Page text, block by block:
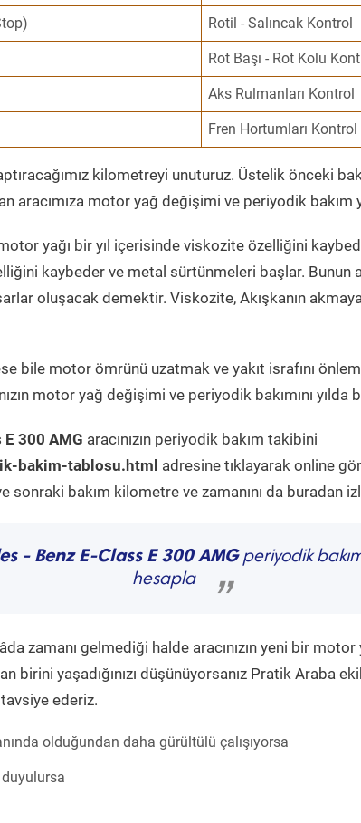
Rotil - Salıncak Kontrol
Rot Başı - Rot Kolu
Aks Rulmanları Kontrol
Fren Hortumları Kontrol
kilometreyi unuturuz. Üstelik önceki
aracımıza motor yağ değişimi ve periyodik bakım
motor yağı bir yıl içerisinde viskozite özelliğini
kaybeder ve metal sürtünmeleri başlar. Bunun
oluşacak demektir. Viskozite, Akışkanın
bile motor ömrünü uzatmak ve yakıt israfını
motor yağ değişimi ve periyodik bakımını yılda
300 AMG aracınızın periyodik bakım takibini
bakim-tablosu.html adresine tıklayarak online
sonraki bakım kilometre ve zamanını da buradan
- Benz E-Class E 300 AMGperiyodik
hesapla
”
zamanı gelmediği halde aracınızın yeni bir motor
birini yaşadığınızı düşünüyorsanız Pratik Araba
ederiz.
olduğundan daha gürültülü çalışıyorsa
duyulursa